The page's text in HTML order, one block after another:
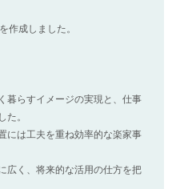
作成しました。
暮らすイメージの実現と、仕事
た。
には工夫を重ね効率的な楽家事
広く、将来的な活用の仕方を把